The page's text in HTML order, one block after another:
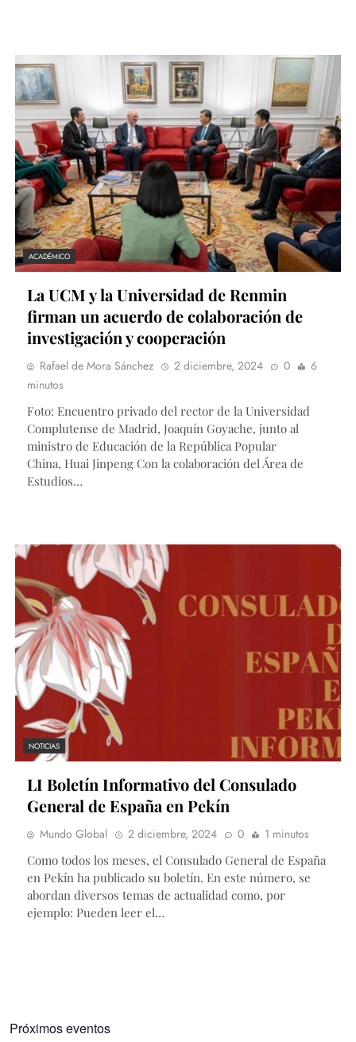
ACADÉMICO
La UCM y la Universidad de Renmin
firman un acuerdo de colaboración de
investigación y cooperación
Rafael de Mora Sánchez 2 diciembre, 2024 0
6
minutos
Foto: Encuentro privado del rector de la Universidad
Complutense de Madrid, Joaquín Goyache, junto al
ministro de Educación de la República Popular
China, Huai Jinpeng Con la colaboración del Área de
Estudios…
NOTICIAS
LI Boletín Informativo del Consulado
General de España en Pekín
Mundo Global 2 diciembre, 2024 0
1 minutos
Como todos los meses, el Consulado General de España
en Pekín ha publicado su boletín. En este número, se
abordan diversos temas de actualidad como, por
ejemplo: Pueden leer el…
Próximos eventos